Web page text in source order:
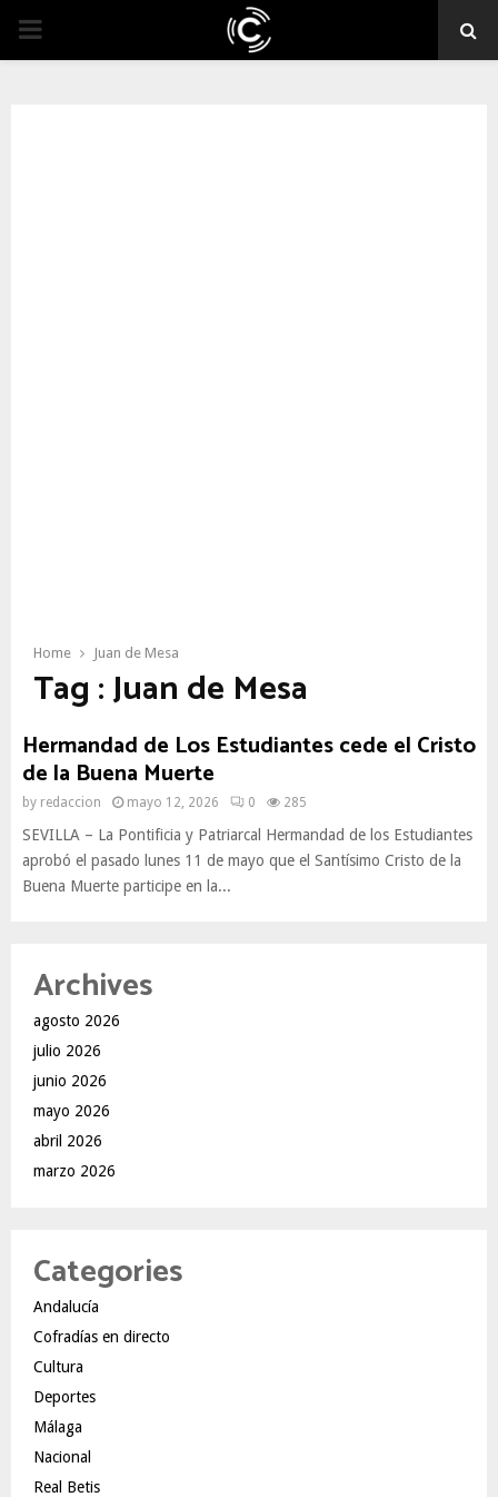
PRIMARY
Home Juan de Mesa
Tag : Juan de Mesa
Hermandad de Los Estudiantes cede el Cristo
de la Buena Muerte
by redaccion mayo 12, 2026 0 285
SEVILLA – La Pontificia y Patriarcal Hermandad de los Estudiantes
aprobó el pasado lunes 11 de mayo que el Santísimo Cristo de la
Buena Muerte participe en la...
Archives
agosto 2026
julio 2026
junio 2026
mayo 2026
abril 2026
marzo 2026
Categories
Andalucía
Cofradías en directo
Cultura
Deportes
Málaga
Nacional
Real Betis